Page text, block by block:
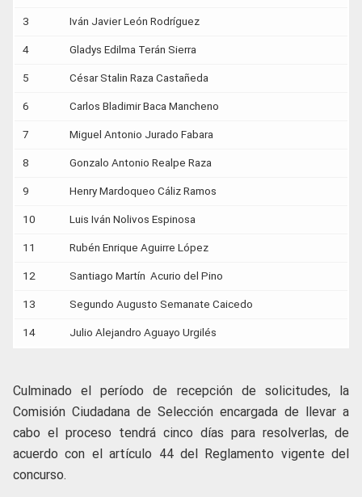
3 Iván Javier León Rodríguez
4 Gladys Edilma Terán Sierra
5 César Stalin Raza Castañeda
6 Carlos Bladimir Baca Mancheno
7 Miguel Antonio Jurado Fabara
8 Gonzalo Antonio Realpe Raza
9 Henry Mardoqueo Cáliz Ramos
10 Luis Iván Nolivos Espinosa
11 Rubén Enrique Aguirre López
12 Santiago Martín Acurio del Pino
13 Segundo Augusto Semanate Caicedo
14 Julio Alejandro Aguayo Urgilés
Culminado el período de recepción de solicitudes, la
Comisión Ciudadana de Selección encargada de llevar a
cabo el proceso tendrá cinco días para resolverlas, de
acuerdo con el artículo 44 del Reglamento vigente del
concurso.